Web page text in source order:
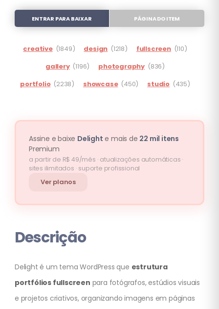
ENTRAR PARA BAIXAR PÁGINA DO ITEM
creative (1849) design (1218) fullscreen (110)
gallery (1196) photography (836)
portfolio (2238) showcase (450) studio (435)
Assine e baixe Delight e mais de 22 mil itens
Premium
a partir de R$ 49/mês · atualizações automáticas ·
sites ilimitados · suporte profissional
Ver planos
Descrição
Delight é um tema WordPress que estrutura
portfólios fullscreen para fotógrafos, estúdios visuais
e projetos criativos, organizando imagens em páginas